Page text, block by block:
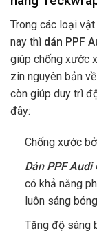
Trong các loại
nay thì dán PPF
giúp chống xước
zin nguyên bản
còn giúp duy trì
đây:
Chống xước
Dán PPF
có khả năng
luôn sáng
Tăng độ sáng